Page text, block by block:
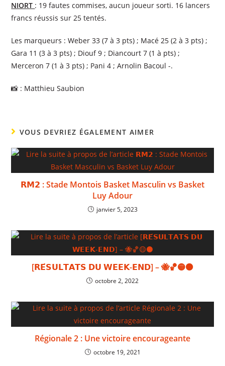
NIORT : 19 fautes commises, aucun joueur sorti. 16 lancers
francs réussis sur 25 tentés.
Les marqueurs : Weber 33 (7 à 3 pts) ; Macé 25 (2 à 3 pts) ;
Gara 11 (3 à 3 pts) ; Diouf 9 ; Diancourt 7 (1 à pts) ;
Merceron 7 (1 à 3 pts) ; Pani 4 ; Arnolin Bacoul -.
📸 : Matthieu Saubion
VOUS DEVRIEZ ÉGALEMENT AIMER
𝗥𝗠𝟮 : Stade Montois Basket Masculin vs Basket
Luy Adour
janvier 5, 2023
[𝗥𝗘́𝗦𝗨𝗟𝗧𝗔𝗧𝗦 𝗗𝗨 𝗪𝗘𝗘𝗞-𝗘𝗡𝗗] – 🐝🏀🟡⚫
octobre 2, 2022
Régionale 2 : Une victoire encourageante
octobre 19, 2021